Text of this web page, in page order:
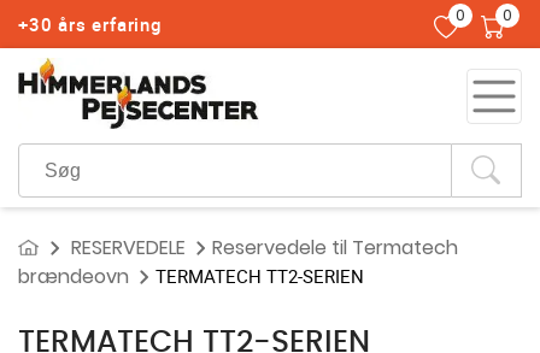
+30 års erfaring 0 0
RESERVEDELE
Reservedele til Termatech
brændeovn
TERMATECH TT2-SERIEN
TERMATECH TT2-SERIEN